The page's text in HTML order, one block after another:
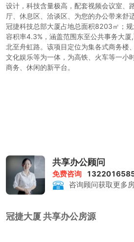
设计，科技含量极高，配套视频会议室、
厅、休息区、洽谈区、为您的办公带来舒
冠捷科技总部大厦占地总面积8203㎡；
容积率4.3%，涵盖范围东至公共事务大
北至舟虹路。该项目定位为集各式商务楼
文化娱乐等为一体，为高铁、火车等一小
商务、休闲的新平台。
共享办公顾问
免费咨询
咨询顾问获取更多
冠捷大厦 共享办公房源